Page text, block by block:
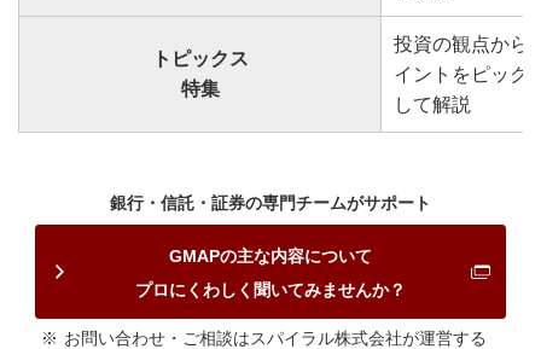
トピックス
特集
投資の観点から
イントをピック
して解説
銀行・信託・証券の専門チームがサポート
GMAPの主な内容について
プロにくわしく聞いてみませんか？
お問い合わせ・ご相談はスパイラル株式会社が運営する